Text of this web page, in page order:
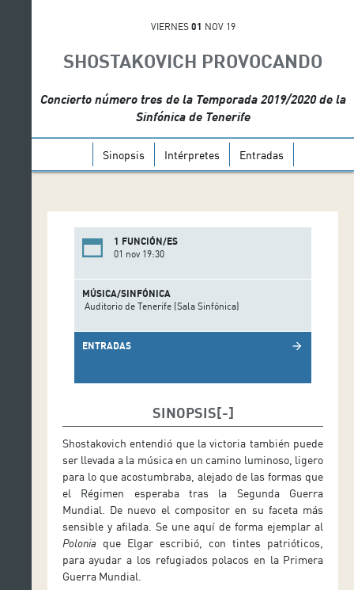
VIERNES 01 NOV 19
SHOSTAKOVICH PROVOCANDO
Concierto número tres de la Temporada 2019/2020 de la
Sinfónica de Tenerife
Sinopsis Intérpretes Entradas
1 FUNCIÓN/ES
01 nov 19:30
MÚSICA/SINFÓNICA
Auditorio de Tenerife (Sala Sinfónica)
ENTRADAS arrow_forward
SINOPSIS
Shostakovich entendió que la victoria también puede
ser llevada a la música en un camino luminoso, ligero
para lo que acostumbraba, alejado de las formas que
el Régimen esperaba tras la Segunda Guerra
Mundial. De nuevo el compositor en su faceta más
sensible y afilada. Se une aquí de forma ejemplar al
Poloniaque Elgar escribió, con tintes patrióticos,
para ayudar a los refugiados polacos en la Primera
Guerra Mundial.